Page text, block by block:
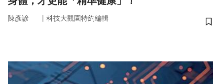
陳彥諺 ｜ 科技大觀園特約編輯
儲